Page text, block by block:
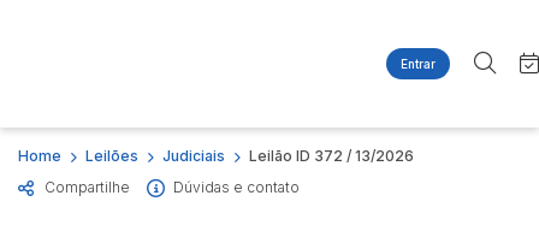
Entrar
Site
Agenda
Quem Somos
Busca por palavra-chave
Home Leilões Judiciais
Leilão ID 372 / 13/2026
Compartilhe
Dúvidas e contato